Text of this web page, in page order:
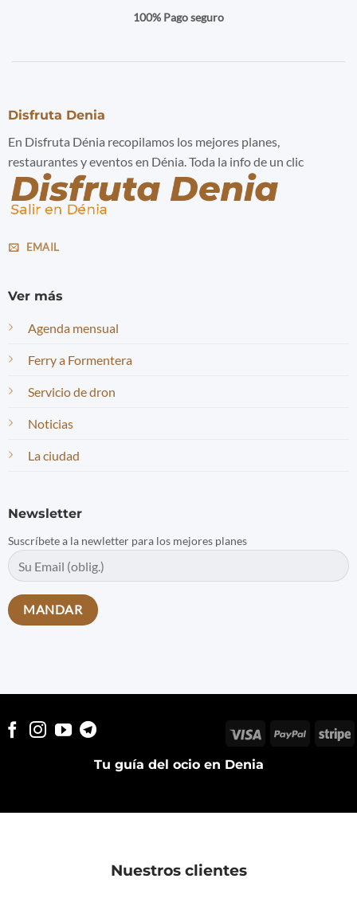
100% Pago seguro
Disfruta Denia
En Disfruta Dénia recopilamos los mejores planes,
restaurantes y eventos en Dénia. Toda la info de un clic
EMAIL
Ver más
Agenda mensual
Ferry a Formentera
Servicio de dron
Noticias
La ciudad
Newsletter
Suscríbete a la newletter para los mejores planes
Tu guía del ocio en Denia
Visa PayPal
Nuestros clientes